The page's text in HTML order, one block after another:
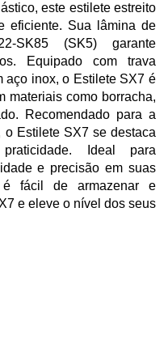
este estilete estreito
eficiente. Sua lâmina de
SK85 (SK5) garante
Equipado com trava
aço inox, o Estilete SX7 é
materiais como borracha,
Recomendado para a
Estilete SX7 se destaca
Ideal para
e precisão em suas
é fácil de armazenar e
e eleve o nível dos seus